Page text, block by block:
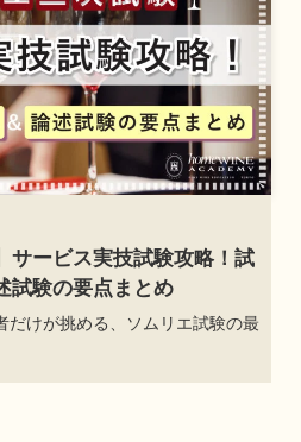
サービス実技試験攻略！試
試験の要点まとめ
だけが挑める、ソムリエ試験の最